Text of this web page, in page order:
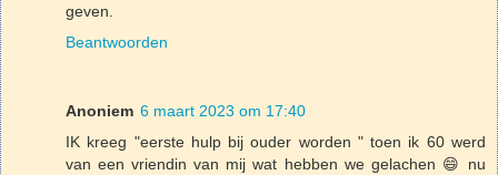
geven.
Beantwoorden
Anoniem 6 maart 2023 om 17:40
IK kreeg "eerste hulp bij ouder worden " toen ik 60 werd
van een vriendin van mij wat hebben we gelachen 😄 nu